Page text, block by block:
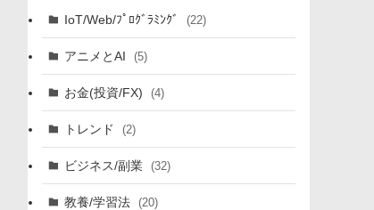
IoT/Web/ﾌﾟﾛｸﾞﾗﾐﾝｸﾞ (22)
アニメとAI (5)
お金(投資/FX) (4)
トレンド (2)
ビジネス/副業 (32)
教養/学習法 (20)